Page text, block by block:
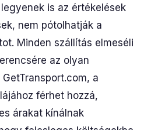
is az értékelések
nem pótolhatják a
Minden szállítás elmeséli
az olyan
a
férhet hozzá,
árakat kínálnak